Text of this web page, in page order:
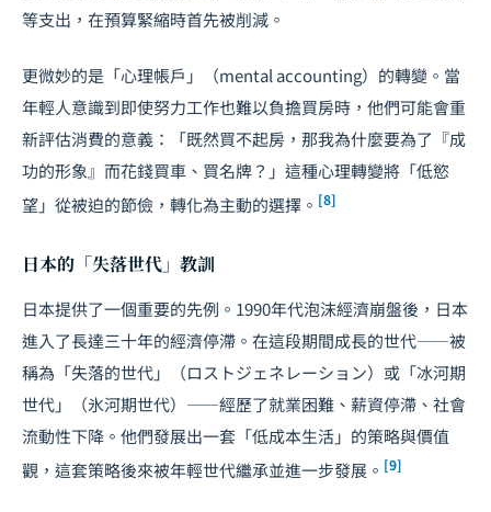
等支出，在預算緊縮時首先被削減。
更微妙的是「心理帳戶」（mental accounting）的轉變。當
年輕人意識到即使努力工作也難以負擔買房時，他們可能會重
新評估消費的意義：「既然買不起房，那我為什麼要為了『成
功的形象』而花錢買車、買名牌？」這種心理轉變將「低慾
望」從被迫的節儉，轉化為主動的選擇。 [8]
日本的「失落世代」教訓
日本提供了一個重要的先例。1990年代泡沫經濟崩盤後，日本
進入了長達三十年的經濟停滯。在這段期間成長的世代——被
稱為「失落的世代」（ロストジェネレーション）或「冰河期
世代」（氷河期世代）——經歷了就業困難、薪資停滯、社會
流動性下降。他們發展出一套「低成本生活」的策略與價值
觀，這套策略後來被年輕世代繼承並進一步發展。 [9]